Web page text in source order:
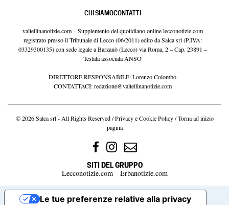
CHI SIAMOCONTATTI
valtellinanotizie.com – Supplemento del quotidiano online lecconotizie.com
registrato presso il Tribunale di Lecco (06/2011) edito da Salca srl (P.IVA:
03329300135) con sede legale a Barzanò (Lecco) via Roma, 2 – Cap. 23891 –
Testata associata ANSO
DIRETTORE RESPONSABILE: Lorenzo Colombo
CONTATTACI:redazione@valtellinanotizie.com
© 2026 Salca srl - All Rights Reserved /Privacy e Cookie Policy/Torna ad inizio
pagina
SITI DEL GRUPPO
Lecconotizie.com Erbanotizie.com
Le tue preferenze relative alla privacy